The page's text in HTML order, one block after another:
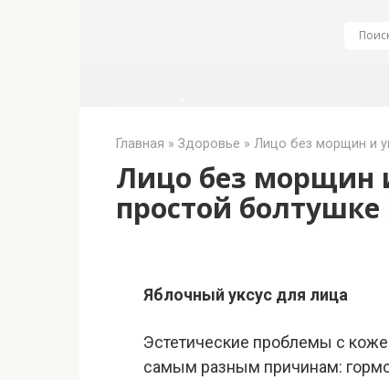
Главная » Здоровье » Лицо без морщин и
Лицо без морщин
простой болтушке
Яблочный уксус для лица
Эстетические проблемы с
самым разным причинам: